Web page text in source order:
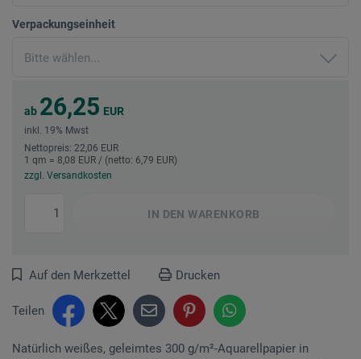
Verpackungseinheit
ab 26,25 EUR
inkl. 19% Mwst
Nettopreis: 22,06 EUR
1 qm = 8,08 EUR / (netto: 6,79 EUR)
zzgl. Versandkosten
IN DEN WARENKORB
Auf den Merkzettel Drucken
Teilen
Natürlich weißes, geleimtes 300 g/m²-Aqua­rellpapier in